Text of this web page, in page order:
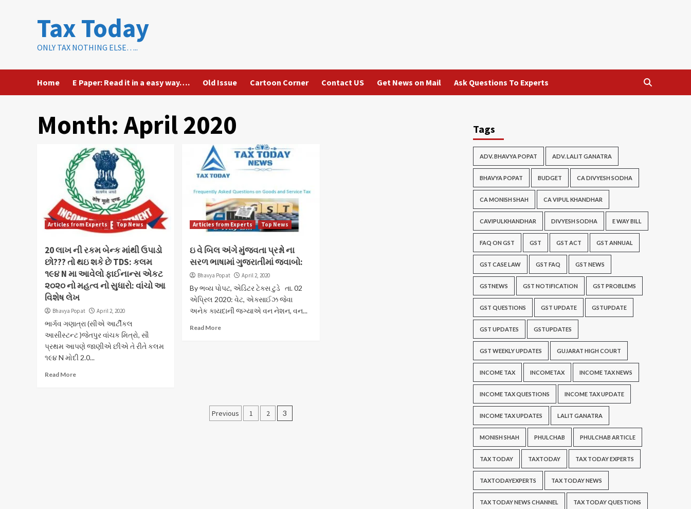
Tax Today
ONLY TAX NOTHING ELSE…..
Home E Paper: Read it in a easy way…. Old Issue Cartoon Corner Contact US Get News on Mail Ask Questions To Experts
Month:April 2020
Articles from Experts Top News
20 લાખ ની રકમ બેન્ક માંથી ઉપાડો
છો??? તો થઇ શકે છે TDS: કલમ
૧૯૪ N મા આવેલો ફાઈનાન્સ એકટ
૨૦૨૦ નો મહત્વ નો સુધારો: વાંચો આ
વિશેષ લેખ
Bhavya Popat April 2, 2020
ભાર્ગવ ગણાત્રા (સીએ આર્ટીકલ
આસીસ્ટન્ટ )જેતપુર વાંચક મિત્રો, સૌ
પ્રથમ આપણે જાણીએ છીએ તે રીતે કલમ
૧૯૪ N મોદી 2.0...
Read More
Articles from Experts Top News
ઇ વે બિલ અંગે મુંજવતા પ્રશ્નો ના
સરળ ભાષામાં ગુજરાતીમાં જવાબો:
Bhavya Popat April 2, 2020
By ભવ્ય પોપટ, એડિટર ટેક્સ ટુડે તા. 02
એપ્રિલ 2020: વેટ, એક્સાઈઝ જેવા
અનેક કાયદાની જગ્યાએ વન નેશન, વન...
Read More
Posts
Previous 1 2 3
Tags
ADV. BHAVYA POPAT ADV. LALIT GANATRA
BHAVYA POPAT BUDGET CA DIVYESH SODHA
CA MONISH SHAH CA VIPUL KHANDHAR
CAVIPULKHANDHAR DIVYESH SODHA E WAY BILL
FAQ ON GST GST GST ACT GST ANNUAL
GST CASE LAW GST FAQ GST NEWS
GSTNEWS GST NOTIFICATION GST PROBLEMS
GST QUESTIONS GST UPDATE GSTUPDATE
GST UPDATES GSTUPDATES
GST WEEKLY UPDATES GUJARAT HIGH COURT
INCOME TAX INCOMETAX INCOME TAX NEWS
INCOME TAX QUESTIONS INCOME TAX UPDATE
INCOME TAX UPDATES LALIT GANATRA
MONISH SHAH PHULCHAB PHULCHAB ARTICLE
TAX TODAY TAXTODAY TAX TODAY EXPERTS
TAXTODAYEXPERTS TAX TODAY NEWS
TAX TODAY NEWS CHANNEL TAX TODAY QUESTIONS